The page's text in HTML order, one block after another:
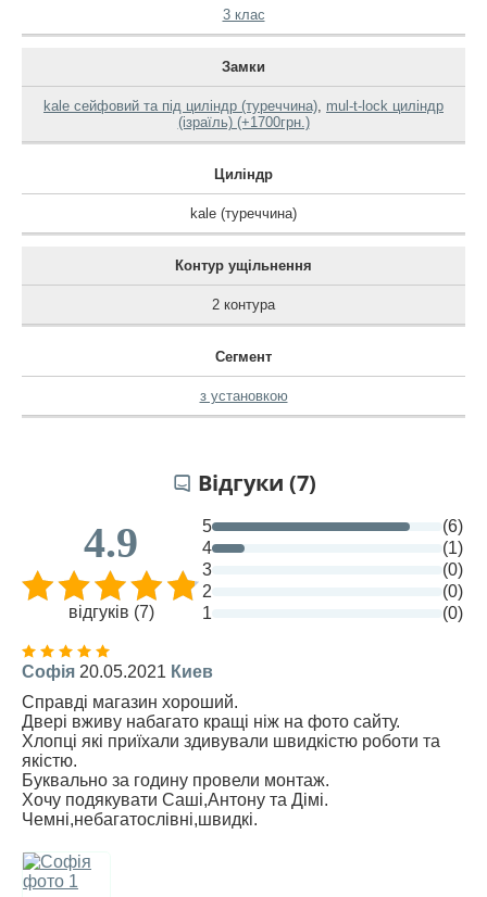
3 клас
Замки
kale сейфовий та під циліндр (туреччина) mul-t-lock циліндр
(ізраїль) (+1700грн.)
Циліндр
kale (туреччина)
Контур ущільнення
2 контура
Сегмент
з установкою
Відгуки (7)
4.9
відгуків (7)
5
(6)
4
(1)
3
(0)
2
(0)
1
(0)
Софія 20.05.2021 Киев
Справді магазин хороший.
Двері вживу набагато кращі ніж на фото сайту.
Хлопці які приїхали здивували швидкістю роботи та
якістю.
Буквально за годину провели монтаж.
Хочу подякувати Саші,Антону та Дімі.
Чемні,небагатослівні,швидкі.